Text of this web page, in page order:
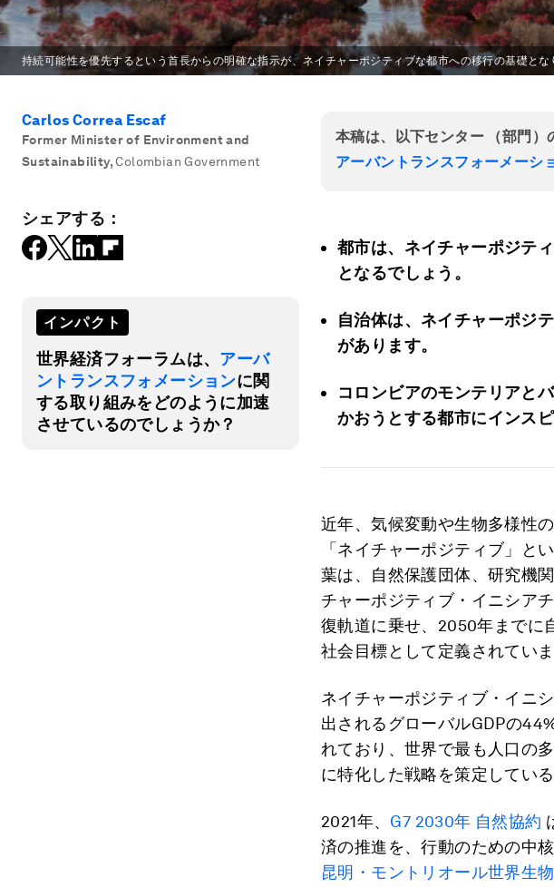
持続可能性を優先するという首長からの明確な指示が、ネイチャーポジティブな都市への移行の基礎とな
Carlos Correa Escaf
Former Minister of Environment and
Sustainability, Colombian Government
シェアする：
インパクト
世界経済フォーラムは、 アーバ
ントランスフォメーションに関
する取り組みをどのように加速
させているのでしょうか？
本稿は、以下センター （部門）
アーバントランスフォーメーシ
都市は、ネイチャーポジテ
となるでしょう。
自治体は、ネイチャーポジ
があります。
コロンビアのモンテリアと
かおうとする都市にインス
近年、気候変動や生物多様性
「ネイチャーポジティブ」と
葉は、自然保護団体、研究機
チャーポジティブ・イニシア
復軌道に乗せ、2050年までに
社会目標として定義されていま
ネイチャーポジティブ・イニ
出されるグローバルGDPの
れており、世界で最も人口の
に特化した戦略を策定してい
2021年、 G7 2030年 自然協約
済の推進を、行動のための中
昆明・モントリオール世界生